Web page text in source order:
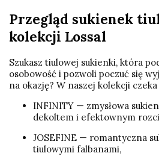
Przegląd sukienek
kolekcji Lossal
Szukasz tiulowej sukienki, która
osobowość i pozwoli poczuć się
na okazję? W naszej kolekcji
INFINITY — zmysłowa
dekoltem i efektownym
JOSEFINE — romantyczna
tiulowymi falbanami,